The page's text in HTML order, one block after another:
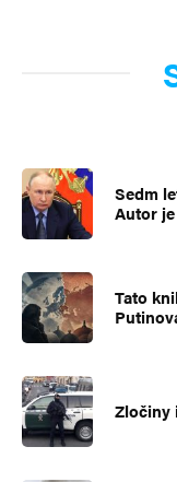
Sedm
Autor
Tato
Zločiny